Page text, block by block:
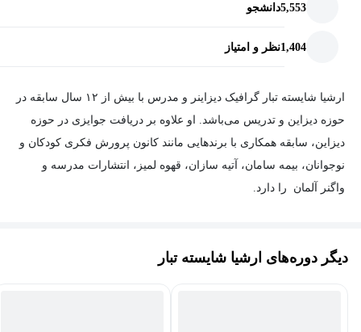
5,553دانشجو
1,404نظر و امتیاز
ارشیا شایسته تبار گرافیک دیزاینر و مدرس با بیش از ۱۲ سال سابقه در
حوزه دیزاین و تدریس می‌باشد. او علاوه بر دریافت جوایزی در حوزه
دیزاین، سابقه همکاری با برند‌هایی مانند کانون پرورش فکری کودکان و
نوجوانان، بیمه سامان، آتیه سازان، قهوه لمیز، انتشارات مدرسه و
واگنر آلمان را دارد.
دیگر دوره‌های ارشیا شایسته تبار